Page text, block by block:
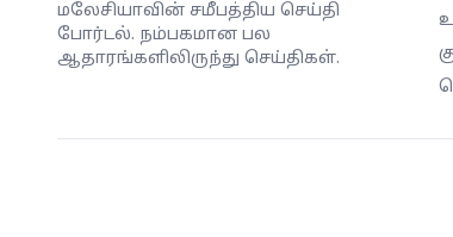
மலேசியாவின் சமீபத்திய செய்தி
போர்டல். நம்பகமான பல
ஆதாரங்களிலிருந்து செய்திகள்.